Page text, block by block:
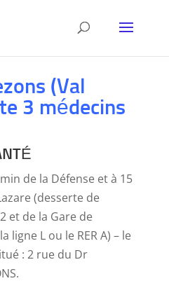
(Val
3 médecins
min de la Défense et à 15
(desserte de
et de la Gare de
ligne L ou le RER A) – le
: 2 rue du Dr